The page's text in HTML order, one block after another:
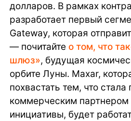
долларов. В рамках
разработает первый
Gateway, которая
— почитайте о том, что
шлюз», будущая
орбите Луны. Maxar,
похвастать тем, что
коммерческим партнером
инициативы, будет